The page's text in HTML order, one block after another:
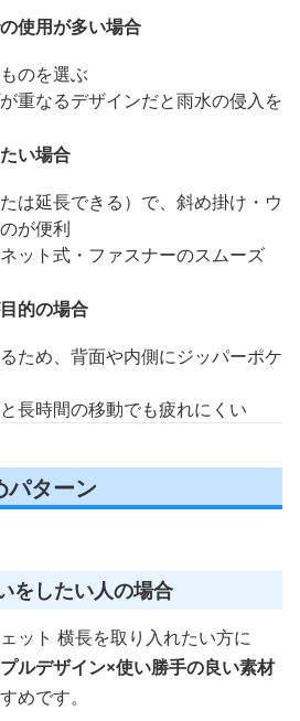
使用が多い場合
のを選ぶ
重なるデザインだと雨水の侵入を
い場合
は延長できる）で、斜め掛け・ウ
が便利
ット式・ファスナーのスムーズ
的の場合
ため、背面や内側にジッパーポケ
長時間の移動でも疲れにくい
パターン
をしたい人の場合
ット 横長を取り入れたい方に
ルデザイン×使い勝手の良い素材
めです。